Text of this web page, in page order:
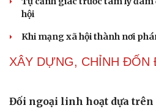
check-in
Thành tựu nhân quyền ở